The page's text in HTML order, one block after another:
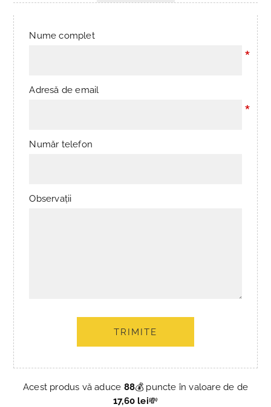
Nume complet
*
Adresă de email
*
Număr telefon
Observații
TRIMITE
Acest produs vă aduce 88💰 puncte în valoare de de
17,60 lei💸